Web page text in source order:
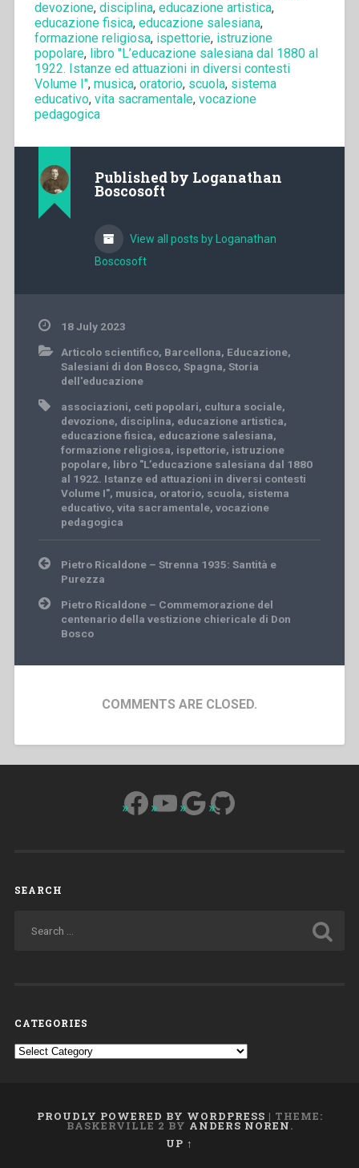
devozione, disciplina, educazione artistica,
educazione fisica, educazione salesiana,
formazione religiosa, ispettorie, istruzione
popolare, libro "L’educazione salesiana dal 1880 al
1922. Istanze ed attuazioni in diversi contesti
Volume I", musica, oratorio, scuola, sistema
educativo, vita sacramentale, vocazione
pedagogica
Published by Loganathan
Boscosoft
View all posts by Loganathan
Boscosoft
18 July 2023
Articolo scientifico, Barcellona, Educazione,
Salesiani di don Bosco, Spagna, Storia
dell'educazione
associazioni, ceti popolari, cultura sociale,
devozione, disciplina, educazione artistica,
educazione fisica, educazione salesiana,
formazione religiosa, ispettorie, istruzione
popolare, libro "L’educazione salesiana dal 1880
al 1922. Istanze ed attuazioni in diversi contesti
Volume I", musica, oratorio, scuola, sistema
educativo, vita sacramentale, vocazione
pedagogica
Post
navigation
Pietro Ricaldone – Strenna 1935: Santità e
Purezza
Pietro Ricaldone – Commemorazione del
centenario della vestizione chiericale di Don
Bosco
COMMENTS ARE CLOSED.
Facebook
YouTube
Google
GitHub
SEARCH
CATEGORIES
Categories
PROUDLY POWERED BY WORDPRESS | THEME:
BASKERVILLE 2 BY ANDERS NOREN.
UP ↑